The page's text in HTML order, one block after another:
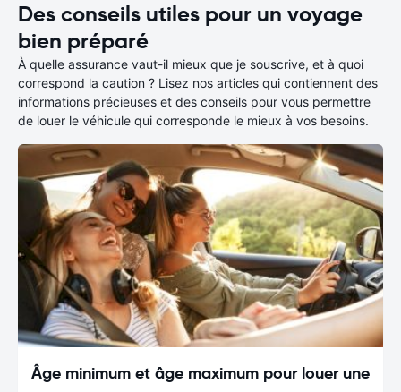
Des conseils utiles pour un voyage
bien préparé
À quelle assurance vaut-il mieux que je souscrive, et à quoi
correspond la caution ? Lisez nos articles qui contiennent des
informations précieuses et des conseils pour vous permettre
de louer le véhicule qui corresponde le mieux à vos besoins.
Âge minimum et âge maximum pour louer une